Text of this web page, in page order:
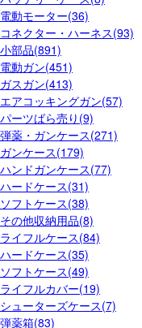
電動モーター(36)
コネクター・ハーネス(93)
小部品(891)
電動ガン(451)
ガスガン(413)
エアコッキングガン(57)
パーツばら売り(9)
弾薬・ガンケース(271)
ガンケース(179)
ハンドガンケース(77)
ハードケース(31)
ソフトケース(38)
その他収納用品(8)
ライフルケース(84)
ハードケース(35)
ソフトケース(49)
ライフルカバー(19)
シューターズケース(7)
弾薬箱(83)